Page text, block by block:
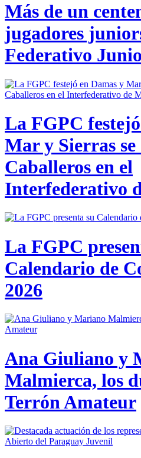
Más de un
jugadores
Federativo
La FGPC
Mar y Sierras se
Caballeros en el
Interfederativo
La FGPC
Calendario de
2026
Ana Giuliano y
Malmierca, los
Terrón Amateur